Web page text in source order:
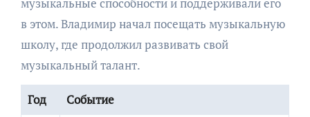
в этом. Владимир начал посещать музыкальную
школу, где продолжил развивать свой
музыкальный талант.
Год Событие